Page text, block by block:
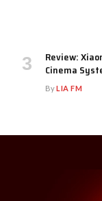
Review:
Cinema
ByLIA FM